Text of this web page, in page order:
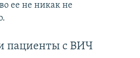
ее не никак не
пациенты с ВИЧ